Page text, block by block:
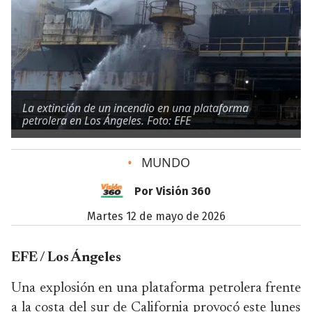
La extinción de un incendio en una plataforma
petrolera en Los Ángeles. Foto: EFE
• MUNDO
Por Visión 360
martes 12 de mayo de 2026
EFE / Los Ángeles
Una explosión en una plataforma petrolera frente
a la costa del sur de California provocó este lunes